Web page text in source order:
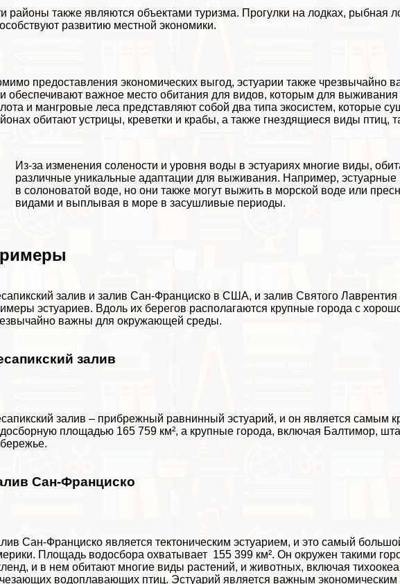
районы также являются объектами туризма. Прогулки на лодках, рыбная
развитию местной экономики.
предоставления экономических выгод, эстуарии также чрезвычайно
обеспечивают важное место обитания для видов, которым для
и мангровые леса представляют собой два типа экосистем, которые
обитают устрицы, креветки и кpaбы, а также гнездящиеся виды птиц,
Из-за изменения солености и уровня воды в эстуариях многие виды,
различные уникальные адаптации для выживания. Например, эстуарные
в солоноватой воде, но они также могут выжить в морской воде или
видами и выплывая в море в засушливые периоды.
залив и залив Сан-Франциско в США, и залив Святого
эстуариев. Вдоль их берегов располагаются крупные города с
важны для окружающей среды.
залив
залив – прибрежный равнинный эстуарий, и он является самым
площадью 165 759 км², а крупные города, включая Балтимор,
Сан-Франциско
Сан-Франциско является тектоническим эстуарием, и это самый
Площадь водосбора охватывает 155 399 км². Он окружен такими
и в нем обитают многие виды растений, и животных, включая
водоплавающих птиц. Эстуарий является важным экономическим